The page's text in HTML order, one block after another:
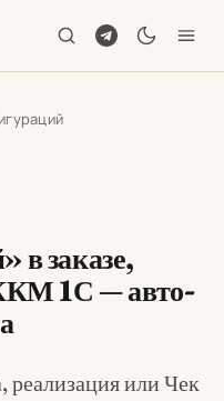
в заказе,
1С — авто-
реализация или Чек